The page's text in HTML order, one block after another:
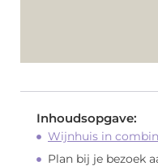
Inhoudsopgave:
Wijnhuis in
Plan bij je bezoek